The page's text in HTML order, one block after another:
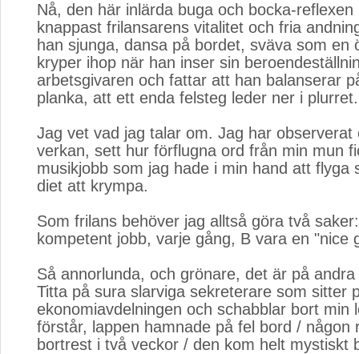
Nå, den här inlärda buga och bocka-reflexen
knappast frilansarens vitalitet och fria
han sjunga, dansa på bordet, sväva som en
kryper ihop när han inser sin
arbetsgivaren och fattar att han balanserar
planka, att ett enda felsteg leder ner i plurret.
Jag vet vad jag talar om. Jag har observerat
verkan, sett hur förflugna ord från min mun
musikjobb som jag hade i min hand att flyga
diet att krympa.
Som frilans behöver jag alltså göra två
kompetent jobb, varje gång, B vara en "nice
Så annorlunda, och grönare, det är på
Titta på sura slarviga sekreterare som sitter
ekonomiavdelningen och schabblar bort min
förstår, lappen hamnade på fel bord / någon
bortrest i två veckor / den kom helt mystiskt